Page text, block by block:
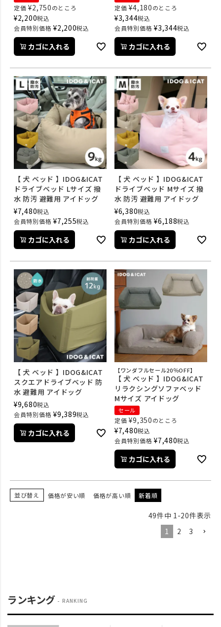
定価 ¥2,750のところ
¥2,200税込
会員特別価格 ¥2,200税込
カゴに入れる
定価 ¥4,180のところ
¥3,344税込
会員特別価格 ¥3,344税込
カゴに入れる
【 犬 ベッド 】IDOG&ICAT
ドライブベッド Lサイズ 撥
水 防汚 避難用 アイドッグ
¥7,480税込
会員特別価格 ¥7,255税込
カゴに入れる
【 犬 ベッド 】IDOG&ICAT
ドライブベッド Mサイズ 撥
水 防汚 避難用 アイドッグ
¥6,380税込
会員特別価格 ¥6,188税込
カゴに入れる
【 犬 ベッド 】IDOG&ICAT
スクエアドライブベッド 防
水 避難用 アイドッグ
¥9,680税込
会員特別価格 ¥9,389税込
カゴに入れる
【ワンダフルセール20％OFF】
【 犬 ベッド 】IDOG&ICAT
リラクシングソファベッド
Mサイズ アイドッグ
セール
定価 ¥9,350のところ
¥7,480税込
会員特別価格 ¥7,480税込
カゴに入れる
並び替え 価格が安い順 価格が高い順 新着順
49件中 1 -20件表示
1
2 3
ランキング RANKING